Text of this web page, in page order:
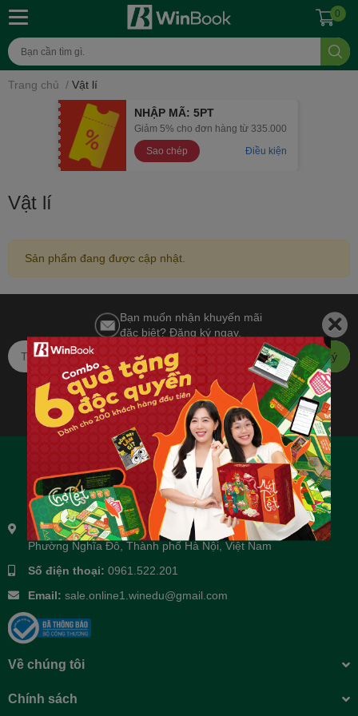
0
Trang chủ / Vật lí
NHẬP MÃ: 5PT
Giảm 5% cho đơn hàng từ 335.000
Sao chép
Điều kiện
Vật lí
Sản phẩm đang được cập nhật.
Bạn muốn nhận khuyến mãi
đặc biệt? Đăng ký ngay.
Đăng ký
Địa chỉ:Tầng 3 và tầng 4, số 14 ngõ 106 Hoàng Quốc Việt,
Phường Nghĩa Đô, Thành phố Hà Nội, Việt Nam
Số điện thoại: 0961.522.201
Email: sale.online1.winedu@gmail.com
Về chúng tôi
Chính sách